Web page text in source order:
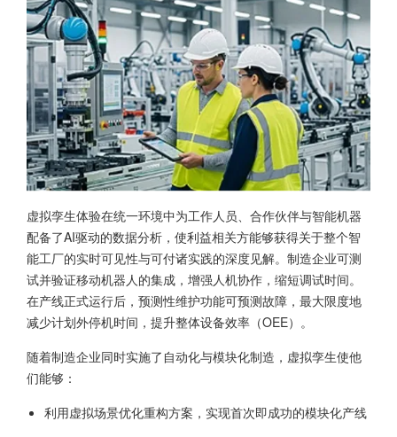
虚拟孪生体验在统一环境中为工作人员、合作伙伴与智能机器
配备了AI驱动的数据分析，使利益相关方能够获得关于整个智
能工厂的实时可见性与可付诸实践的深度见解。制造企业可测
试并验证移动机器人的集成，增强人机协作，缩短调试时间。
在产线正式运行后，预测性维护功能可预测故障，最大限度地
减少计划外停机时间，提升整体设备效率（OEE）。
随着制造企业同时实施了自动化与模块化制造，虚拟孪生使他
们能够：
利用虚拟场景优化重构方案，实现首次即成功的模块化产线